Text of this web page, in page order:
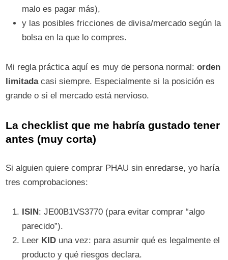
malo es pagar más),
y las posibles fricciones de divisa/mercado según la
bolsa en la que lo compres.
Mi regla práctica aquí es muy de persona normal:orden
limitadacasi siempre. Especialmente si la posición es
grande o si el mercado está nervioso.
La checklist que me habría gustado tener
antes (muy corta)
Si alguien quiere comprar PHAU sin enredarse, yo haría
tres comprobaciones:
ISIN: JE00B1VS3770 (para evitar comprar “algo
parecido”).
Leer KID una vez: para asumir qué es legalmente el
producto y qué riesgos declara.